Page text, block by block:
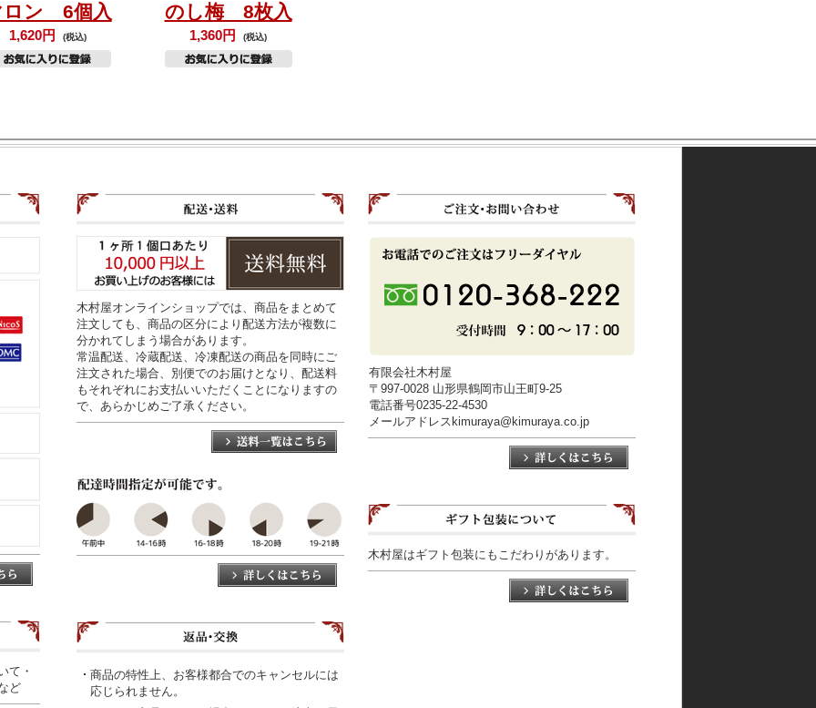
ロン 6個入
1,620円 (税込)
のし梅 8枚入
1,360円 (税込)
て・
ど
木村屋オンラインショップでは、商品をまとめて
注文しても、商品の区分により配送方法が複数に
分かれてしまう場合があります。
常温配送、冷蔵配送、冷凍配送の商品を同時にご
注文された場合、別便でのお届けとなり、配送料
もそれぞれにお支払いいただくことになりますの
で、あらかじめご了承ください。
商品の特性上、お客様都合でのキャンセルには
応じられません。
有限会社木村屋
〒997-0028 山形県鶴岡市山王町9-25
電話番号0235-22-4530
メールアドレスkimuraya@kimuraya.co.jp
木村屋はギフト包装にもこだわりがあります。